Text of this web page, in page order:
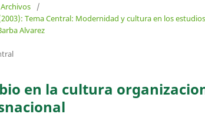
Archivos
/
Tema Central: Modernidad y cultura en los
Alvarez
en la cultura